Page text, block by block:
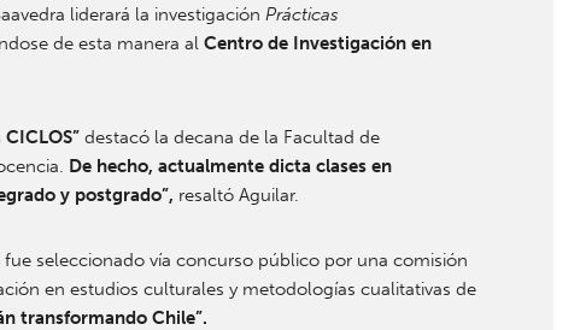
liderará la investigación Prácticas
de esta manera al Centro de Investigación en
destacó la decana de la Facultad de
De hecho, actualmente dicta clases en
y postgrado”, resaltó Aguilar.
seleccionado vía concurso público por una comisión
en estudios culturales y metodologías cualitativas de
transformando Chile”.